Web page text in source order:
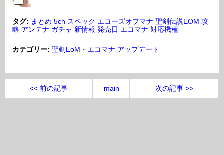
タグ: まとめ 5ch スペック エコーズオブマナ 聖剣伝説EOM 攻
略 アンテナ ガチャ 新情報 発売日 エコマナ 対応機種
カテゴリー: 聖剣EoM・エコマナ アップデート
<< 前の記事 main 次の記事 >>